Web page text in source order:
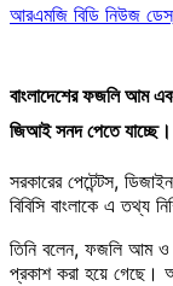
আরএমজি বিডি নিউজ
বাংলাদেশের ফজলি আম
জিআই সনদ পেতে যাচ্ছে।
সরকারের পেটেন্টস,
বিবিসি বাংলাকে এ তথ্য
তিনি বলেন, ফজলি আম ও
প্রকাশ করা হয়ে গেছে।